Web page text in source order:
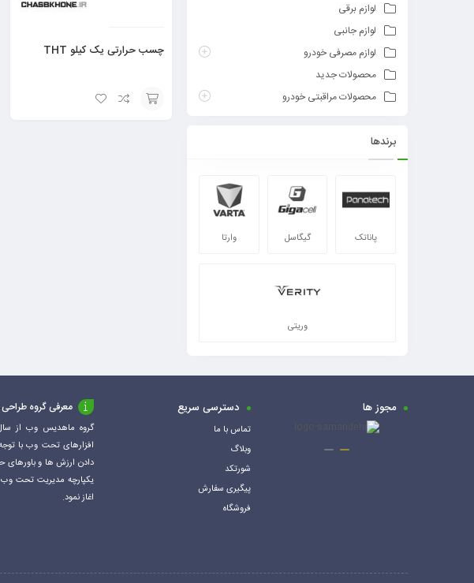
چسب حرارتی یک کیلو THT
لوازم برقی
لوازم جانبی
لوازم مصرفی خودرو
محصولات جدید
محصولات مراقبتی خودرو
برندها
پاناتک گیگاسل وارتا
وریتی
مجوز ها دسترسی سریع
تماس با ما
وبلاگ
شورتکد
پیگیری سفارش
فروشگاه
معرفی گروه
افزارهای تحت وب با توجه
دادن ارزش ها و باورهای
یکپارچه مدیریت تحت وب ,
اغاز نمود.